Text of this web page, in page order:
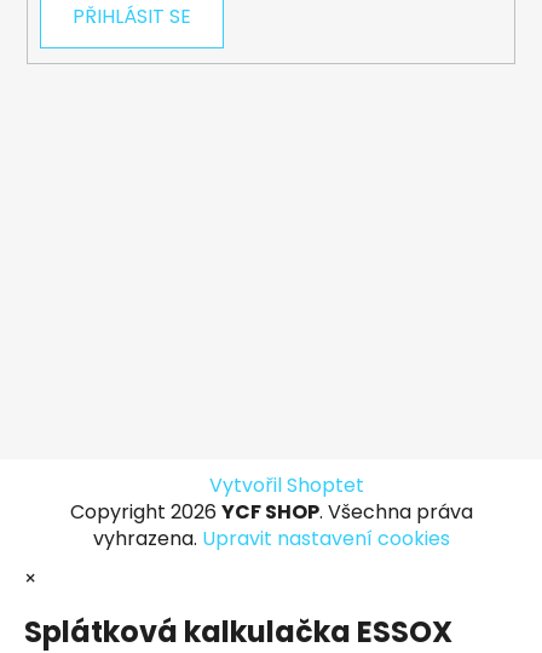
PŘIHLÁSIT SE
Vytvořil Shoptet
Copyright 2026 YCF SHOP. Všechna práva
vyhrazena. Upravit nastavení cookies
×
Splátková kalkulačka ESSOX